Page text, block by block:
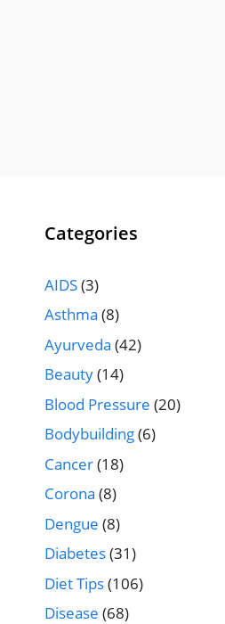
Categories
AIDS(3)
Asthma (8)
Ayurveda (42)
Beauty(14)
Blood Pressure (20)
Bodybuilding(6)
Cancer(18)
Corona (8)
Dengue (8)
Diabetes(31)
Diet Tips(106)
Disease (68)